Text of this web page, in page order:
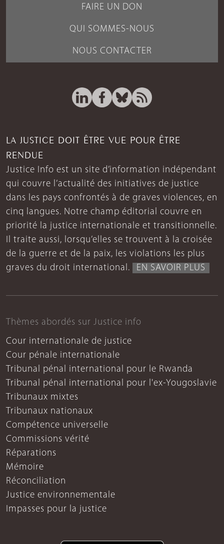
FAIRE UN DON
QUI SOMMES-NOUS
NOUS CONTACTER
LA JUSTICE DOIT ÊTRE VUE POUR ÊTRE
RENDUE
Justice Info est un site d’information indépendant
qui couvre l’actualité des initiatives de justice
dans les pays confrontés à de graves violences, en
cinq langues. Notre champ éditorial couvre en
priorité la justice internationale et transitionnelle.
Il traite aussi, lorsqu’elles se trouvent à la croisée
de la guerre et de la paix, les violations les plus
graves du droit international.
EN SAVOIR PLUS
Thèmes abordés sur Justice info
Cour internationale de justice
Cour pénale internationale
Tribunal pénal international pour le Rwanda
Tribunal pénal international pour l'ex-Yougoslavie
Tribunaux mixtes
Tribunaux nationaux
Compétence universelle
Commissions vérité
Réparations
Mémoire
Réconciliation
Justice environnementale
Impasses pour la justice